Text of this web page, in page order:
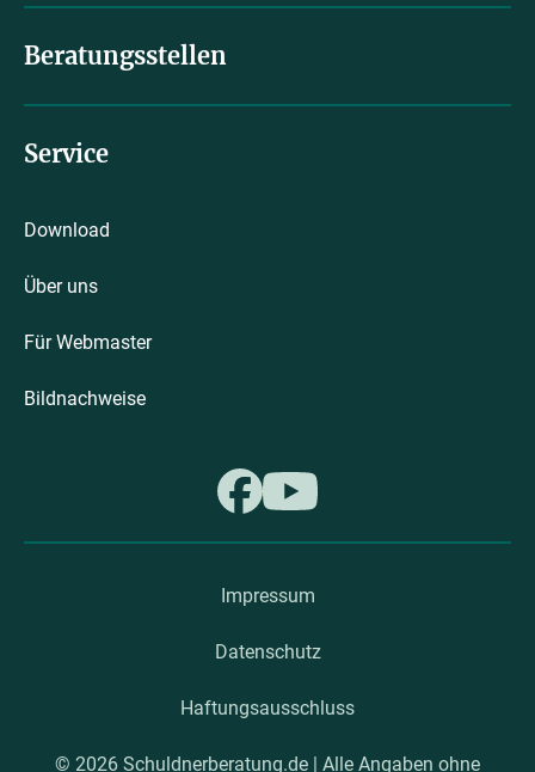
Beratungsstellen
Service
Download
Über uns
Für Webmaster
Bildnachweise
Impressum
Datenschutz
Haftungsausschluss
© 2026 Schuldnerberatung.de | Alle Angaben ohne